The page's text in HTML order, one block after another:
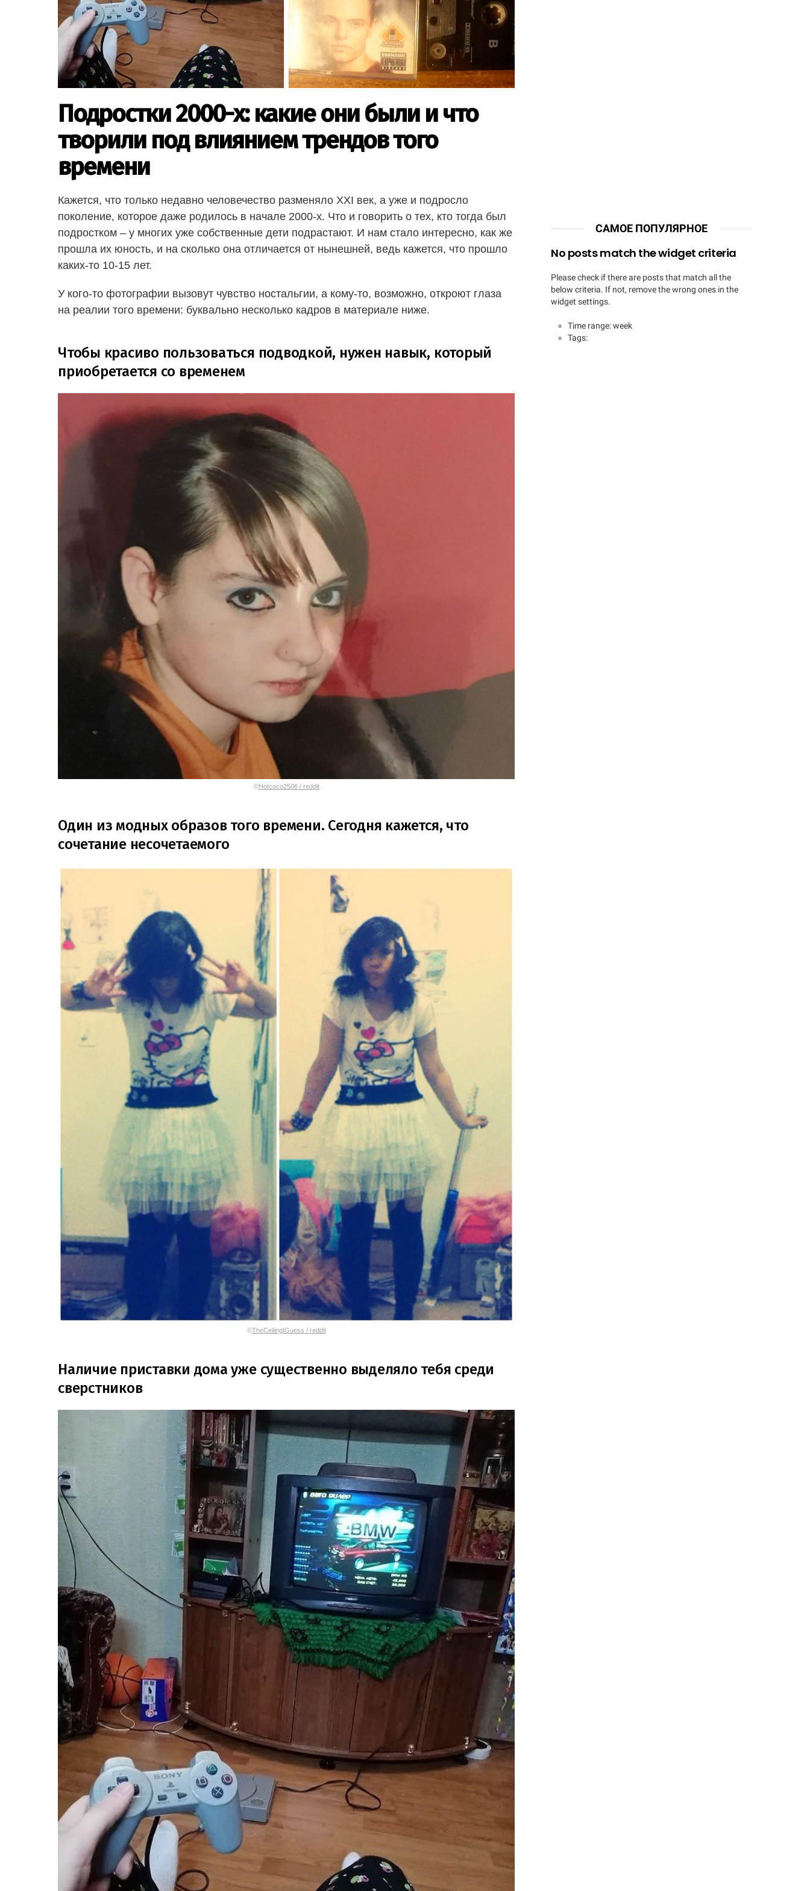
Подростки 2000-х: какие они были и что
творили под влиянием трендов того
времени
Кажется, что только недавно человечество разменяло XXI век, а уже и подросло
поколение, которое даже родилось в начале 2000-х. Что и говорить о тех, кто тогда был
подростком – у многих уже собственные дети подрастают. И нам стало интересно, как же
прошла их юность, и на сколько она отличается от нынешней, ведь кажется, что прошло
каких-то 10-15 лет.
У кого-то фотографии вызовут чувство ностальгии, а кому-то, возможно, откроют глаза
на реалии того времени: буквально несколько кадров в материале ниже.
Чтобы красиво пользоваться подводкой, нужен навык, который
приобретается со временем
©Hotcoco2506 / reddit
Один из модных образов того времени. Сегодня кажется, что
сочетание несочетаемого
©TheCeilingIGuess / reddit
Наличие приставки дома уже существенно выделяло тебя среди
сверстников
САМОЕ ПОПУЛЯРНОЕ
No posts match the widget criteria
Please check if there are posts that match all the
below criteria. If not, remove the wrong ones in the
widget settings.
Time range: week
Tags: